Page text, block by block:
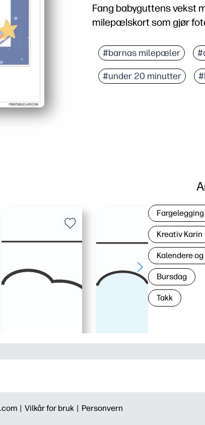
Fang babyguttens vekst
milepælskort som gjør
Zero prep - bare skriv
Fotoklar design -
Fleksibel for rutinen
#barnas milepæler
#under 20 minutter
Kreativ Karin
Kalendere
Bursdag
Takk
| Vilkår for bruk | Personvern